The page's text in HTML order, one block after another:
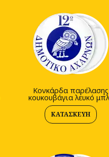
Κονκάρδα παρέλασης
κουκουβάγια λευκό
ΚΑΤΑΣΚΕΥΉ